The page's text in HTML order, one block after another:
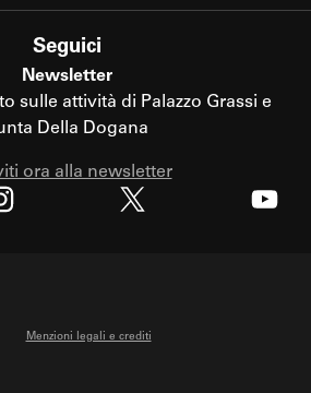
Seguici
Newsletter
sulle attività di Palazzo Grassi e
Della Dogana
ora alla newsletter
Menzioni legali e crediti